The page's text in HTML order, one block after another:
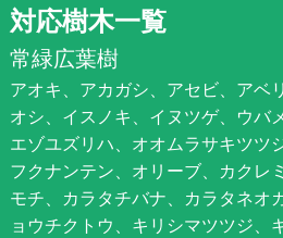
対応樹木一覧
常緑広葉樹
アオキ、アカガシ、アセビ、アベ
オシ、イスノキ、イヌツゲ、ウバ
エゾユズリハ、オオムラサキツツ
フクナンテン、オリーブ、カクレ
モチ、カラタチバナ、カラタネオ
ョウチクトウ、キリシマツツジ、